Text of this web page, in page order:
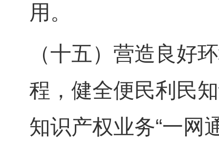
用。
（十五）营造良好
程，健全便民利民
知识产权业务“一网